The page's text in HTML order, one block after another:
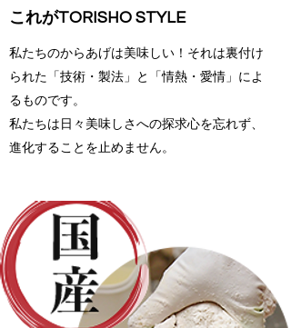
​これがTORISHO STYLE
私たちのからあげは美味しい！それは裏付け
られた「技術・製法」と「情熱・愛情」によ
るものです。
私たちは日々美味しさへの探求心を忘れず、
進化することを止めません。